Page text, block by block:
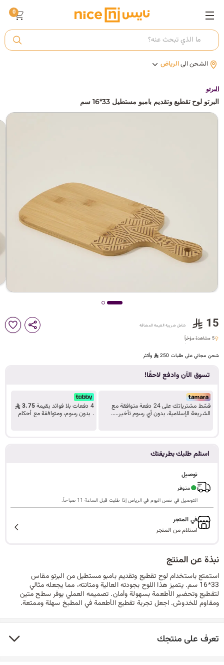
أ
د
ا
ا
الشحن الىالرياض
0
البرتو
البرتو لوح تقطيع وتقديم بامبو مستطيل 33*16 سم
15 شامل ضريبة القيمة المضافة
5 مشاهدة مؤخراً
شحن مجاني على طلبات 250 وأكثر
تسوق الآن وادفع لاحقًا!
قسّط مشترياتك على 24 دفعة متوافقة مع
الشريعة الإسلامية، بدون أي رسوم تأخير.....
4 دفعات بلا فوائد بقيمة
3.75
. بدون رسوم، ومتوافقة مع أحكام
استلم طلبك بطريقتك
توصيل
●متوفر
التوصيل في نفس اليوم في الرياض إذا طلبت قبل الساعة 11 صباحاً.
في المتجر
استلام من المتجر
نبذة عن المنتج
استمتع باستخدام لوح تقطيع وتقديم بامبو مستطيل من البرتو مقاس
33*16 سم. يتميز هذا اللوح بجودته العالية ومتانته، مما يجعله مثالي
لتقطيع وتحضير الأطعمة بسهولة وأمان. تصميمه العملي يوفر سطح متين
ومقاوم للخدوش. اجعل تجربة تقطيع الأطعمة في المطبخ سهلة وممتعة.
تعرف على منتجك